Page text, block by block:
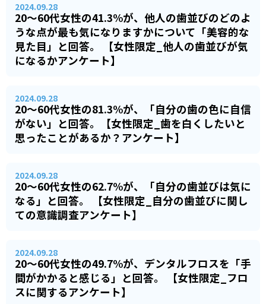
2024.09.28
20～60代女性の41.3%が、他人の歯並びのどのよ
うな点が最も気になりますかについて「美容的な
見た目」と回答。 【女性限定_他人の歯並びが気
になるかアンケート】
2024.09.28
20～60代女性の81.3%が、「自分の歯の色に自信
がない」と回答。【女性限定_歯を白くしたいと
思ったことがあるか？アンケート】
2024.09.28
20～60代女性の62.7%が、「自分の歯並びは気に
なる」と回答。 【女性限定_自分の歯並びに関し
ての意識調査アンケート】
2024.09.28
20～60代女性の49.7%が、デンタルフロスを「手
間がかかると感じる」と回答。 【女性限定_フロ
スに関するアンケート】